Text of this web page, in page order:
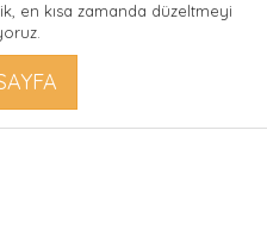
en kısa zamanda düzeltmeyi